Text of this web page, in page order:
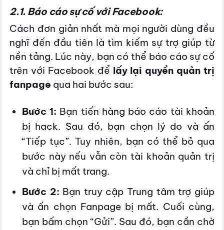
2.1. Báo cáo sự cố với Facebook:
Cách đơn giản nhất mà mọi người dùng đều
nghĩ đến đầu tiên là tìm kiếm sự trợ giúp từ
nền tảng. Lúc này, bạn có thể báo cáo sự cố
trên với Facebook để lấy lại quyền quản trị
fanpage qua hai bước sau:
Bước 1: Bạn tiến hàng báo cáo tài khoản
bị hack. Sau đó, bạn chọn lý do và ấn
“Tiếp tục”. Tuy nhiên, bạn có thể bỏ qua
bước này nếu vẫn còn tài khoản quản trị
và chỉ bị mất trang.
Bước 2: Bạn truy cập Trung tâm trợ giúp
và ấn chọn Fanpage bị mất. Cuối cùng,
bạn bấm chọn “Gửi”. Sau đó, bạn cần chờ